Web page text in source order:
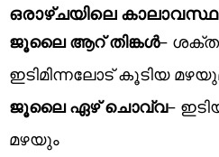
ഒരാഴ്ചയിലെ കാലാവസ്ഥ
ജൂലൈ ആറ് തിങ്കള്‍–
ഇടിമിന്നലോട് കൂടിയ
ജൂലൈ ഏഴ് ചൊവ്വ–
മഴയും